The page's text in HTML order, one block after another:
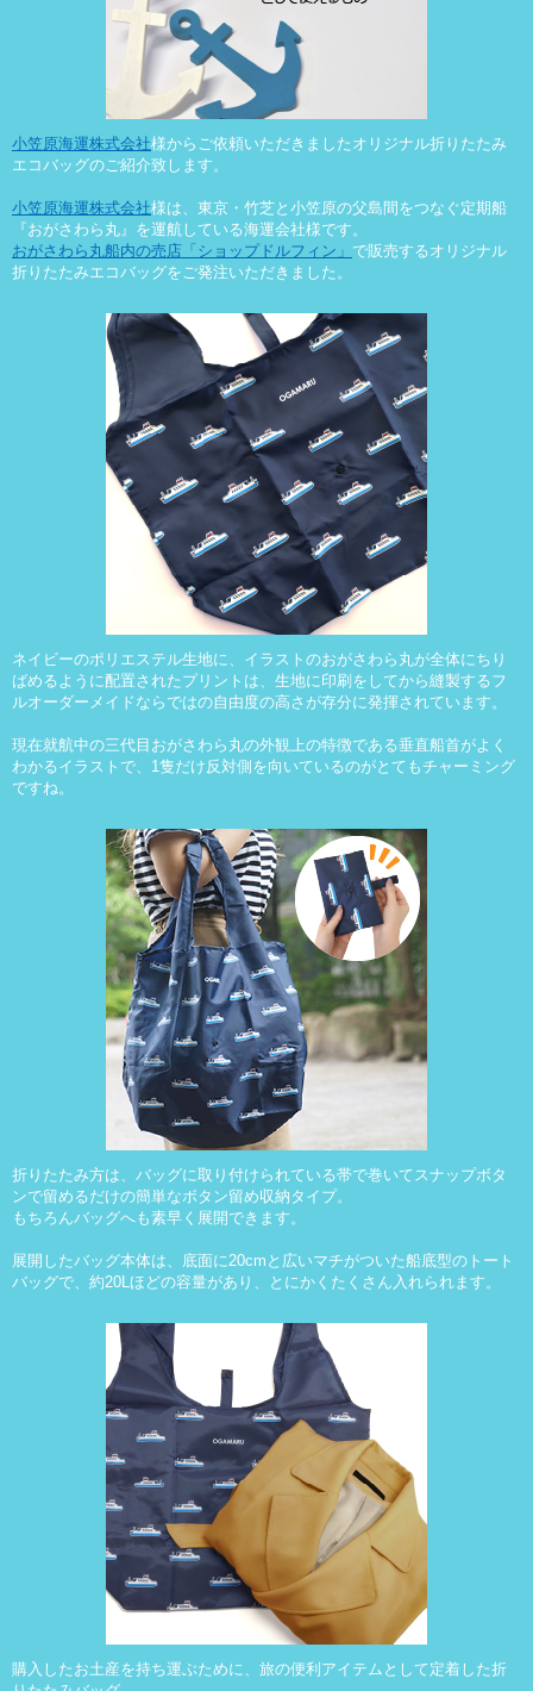
小笠原海運株式会社様からご依頼いただきましたオリジナル折りたたみ
エコバッグのご紹介致します。
小笠原海運株式会社様は、東京・竹芝と小笠原の父島間をつなぐ定期船
『おがさわら丸』 を運航している海運会社様です。
おがさわら丸船内の売店 「ショップドルフィン」 で販売するオリジナル
折りたたみエコバッグをご発注いただきました。
ネイビーのポリエステル生地に、イラストのおがさわら丸が全体にちり
ばめるように配置されたプリント は、生地に印刷をしてから縫製するフ
ルオーダーメイドならではの自由度の高さ が存分に発揮されています。
現在就航中の三代目おがさわら丸の外観上の特徴である垂直船首がよく
わかるイラストで、1隻だけ反対側を向いているのがとてもチャーミング
ですね。
折りたたみ方は、バッグに取り付けられている帯で巻いてスナップボタ
ンで留めるだけの簡単なボタン留め収納タイプ。
もちろんバッグへも素早く展開できます。
展開したバッグ本体は、底面に20cmと広いマチがついた船底型のトート
バッグで、約20Lほどの容量があり、とにかくたくさん入れられます。
購入したお土産を持ち運ぶために、旅の便利アイテムとして定着した折